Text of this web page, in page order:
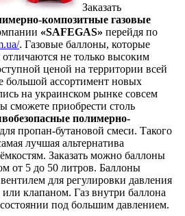
Заказать
композитные газовые
«SAFEGAS» перейдя по
. Газовые баллоны, которые
отличаются не только высоким
ценой на территории всей
большой ассортимент новых
на украинском рынке совсем
сможете приобрести столь
полимерно-
для пропан-бутановой смеси. Такого
лучшая альтернатива
Заказать можно баллоны
от 5 до 50 литров. Баллоны
для регулировки давления
клапаном. Газ внутри баллона
под большим давлением.